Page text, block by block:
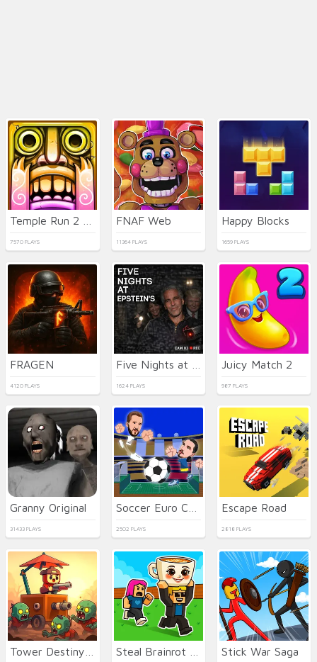
7570 PLAYS
FNAF Web
11364 PLAYS
Happy Blocks
1659 PLAYS
FRAGEN
4120 PLAYS 1624 PLAYS
Juicy Match 2
987 PLAYS
Granny Original
31433 PLAYS 2502 PLAYS
Escape Road
2818 PLAYS
Stick War Saga